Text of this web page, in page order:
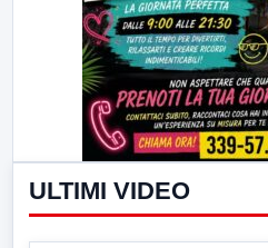
ULTIMI VIDEO